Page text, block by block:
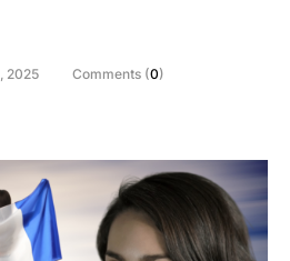
2025 Comments (0)